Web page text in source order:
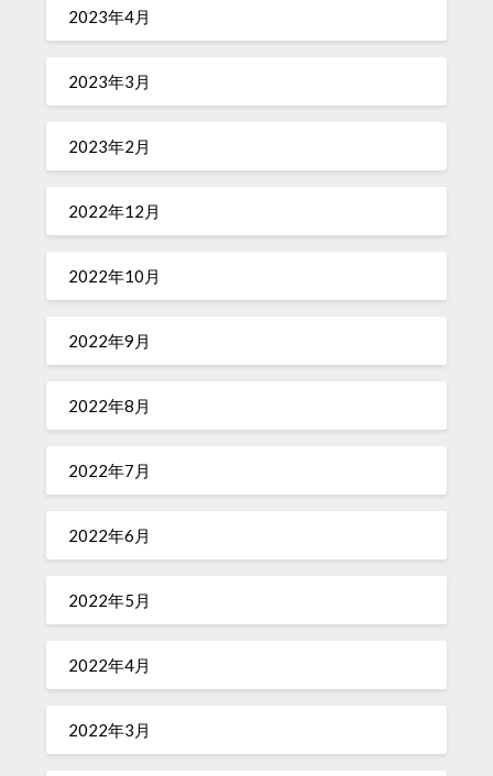
2023年4月
2023年3月
2023年2月
2022年12月
2022年10月
2022年9月
2022年8月
2022年7月
2022年6月
2022年5月
2022年4月
2022年3月